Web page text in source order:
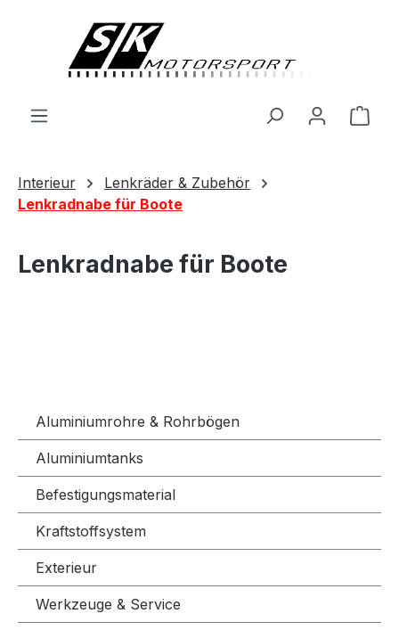
Interieur
Lenkräder & Zubehör
Lenkradnabe für Boote
Lenkradnabe für Boote
Aluminiumrohre & Rohrbögen
Aluminiumtanks
Befestigungsmaterial
Kraftstoffsystem
Exterieur
Werkzeuge & Service